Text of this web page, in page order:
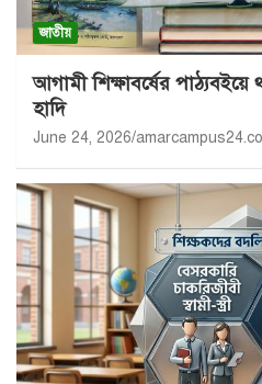
জাতীয়
আগামী শিক্ষাবর্ষের
হাদি
June 24, 2026